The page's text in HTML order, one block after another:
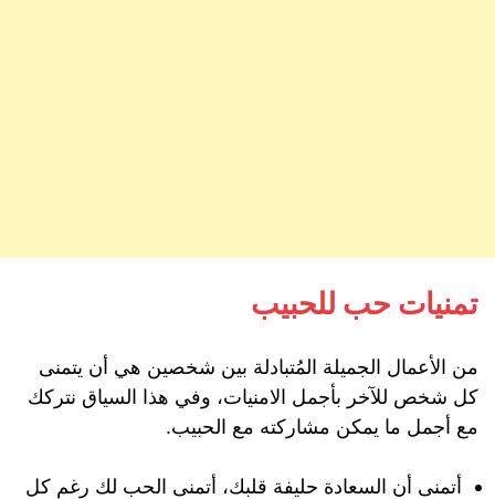
تمنيات حب للحبيب
من الأعمال الجميلة المُتبادلة بين شخصين هي أن يتمنى
كل شخص للآخر بأجمل الامنيات، وفي هذا السياق نتركك
مع أجمل ما يمكن مشاركته مع الحبيب.
أتمنى أن السعادة حليفة قلبك، أتمنى الحب لك رغم كل